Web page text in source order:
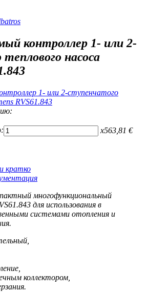
контроллер 1- или 2-
насоса
x563,81 €
кратко
многофункциональный
для использования в
системами отопления и
коллектором,